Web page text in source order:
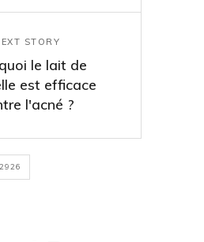
STORY
le lait de
est efficace
l'acné ?
2926